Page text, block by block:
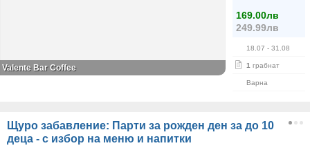
169.00лв
249.99лв
18.07 - 31.08
1 грабнат
Варна
Valente Bar Coffee
Щуро забавление: Парти за рожден ден за до 10
деца - с избор на меню и напитки